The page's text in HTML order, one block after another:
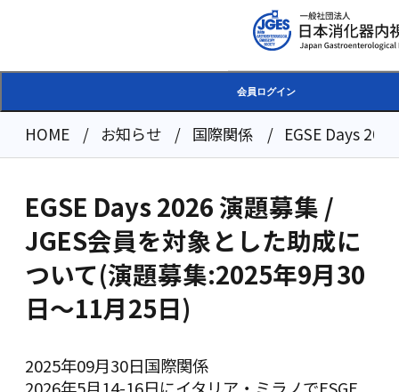
会員ログイン
HOME お知らせ 国際関係 EGSE Days
2025年09月30日国際関係
EGSE Days 2026 演題募集 /
JGES会員を対象とした助成に
ついて(演題募集:2025年9月30
日～11月25日)